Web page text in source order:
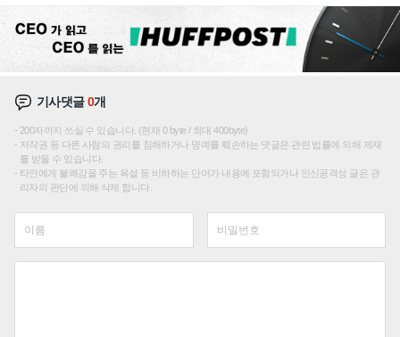
기사댓글0개
200자까지 쓰실 수 있습니다. (현재 0 byte / 최대 400byte)
저작권 등 다른 사람의 권리를 침해하거나 명예를 훼손하는 댓글은 관련 법률에 의해 제재
를 받을 수 있습니다.
타인에게 불쾌감을 주는 욕설 등 비하하는 단어가 내용에 포함되거나 인신공격성 글은 관
리자의 판단에 의해 삭제 합니다.